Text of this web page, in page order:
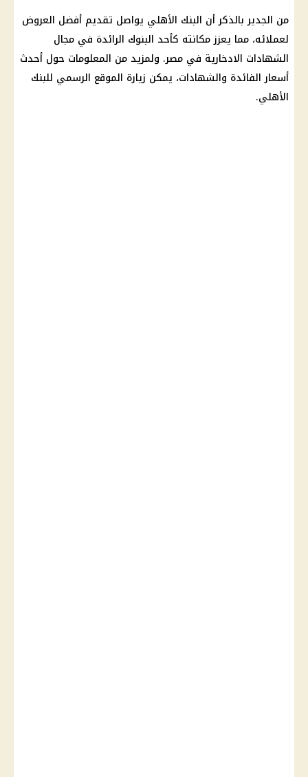
من الجدير بالذكر أن البنك الأهلي يواصل تقديم أفضل العروض
لعملائه، مما يعزز مكانته كأحد البنوك الرائدة في مجال
الشهادات الادخارية في مصر. ولمزيد من المعلومات حول أحدث
أسعار الفائدة والشهادات، يمكن زيارة الموقع الرسمي للبنك
الأهلي.